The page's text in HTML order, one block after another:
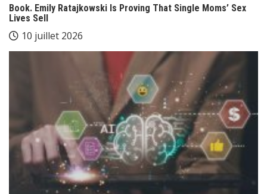
Book. Emily Ratajkowski Is Proving That Single Moms’ Sex
Lives Sell
10 juillet 2026